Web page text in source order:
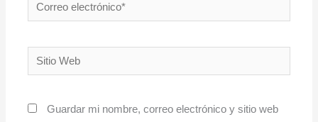
electrónico*
Sitio
Web
Guardar mi nombre, correo electrónico y sitio web